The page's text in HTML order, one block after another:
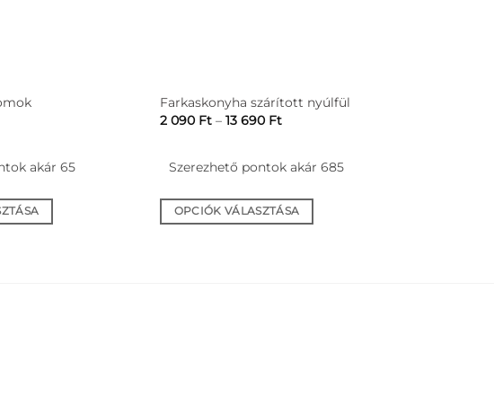
akár 65
Farkaskonyha szárított nyúlfül
2 090 Ft – 13 690 FtÁrtartomány:
13
Szerezhető pontok akár 685
OPCIÓK VÁLASZTÁSA